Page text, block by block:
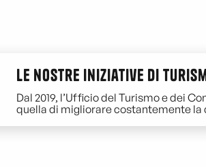
Le nostre iniziative di
Dal 2019, l’Ufficio del Turismo e dei
quella di migliorare costantemente la